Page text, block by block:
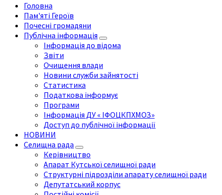
Головна
Пам'яті Героїв
Почесні громадяни
Публічна інформація
Інформація до відома
Звіти
Очищення влади
Новини служби зайнятості
Статистика
Податкова інформує
Програми
Інформація ДУ « ІФОЦКПХМОЗ»
Доступ до публічної інформації
НОВИНИ
Селищна рада
Керівництво
Апарат Кутської селищної ради
Структурні підрозділи апарату селищної ради
Депутатський корпус